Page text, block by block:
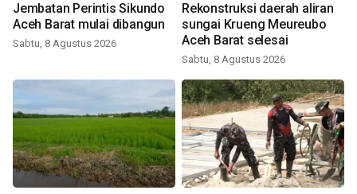
Jembatan Perintis Sikundo
Aceh Barat mulai dibangun
Sabtu, 8 Agustus 2026
Rekonstruksi daerah aliran
sungai Krueng Meureubo
Aceh Barat selesai
Sabtu, 8 Agustus 2026